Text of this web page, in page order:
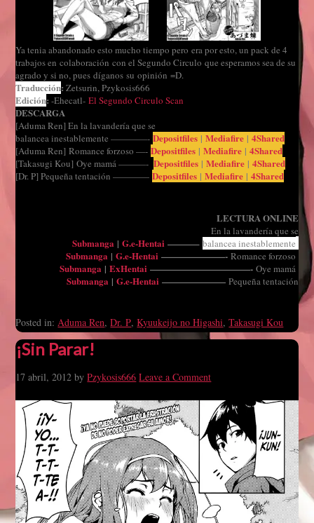
Ya tenia abandonado esto mucho tiempo pero era por esto, un pack de 4
trabajos en colaboración con el Segundo Circulo que esperamos sea de su
agrado y si no, pues díganos su opinión =D.
Traducción:Zetsurin, Pzykosis666
Edición:-Ehecatl-El Segundo Circulo Scan
DESCARGA
[Aduma Ren] En la lavandería que se
balancea inestablemente ————-Depositfiles |Mediafire |4Shared
[Aduma Ren] Romance forzoso —-Depositfiles |Mediafire |4Shared
[Takasugi Kou] Oye mamá ———-Depositfiles |Mediafire |4Shared
[Dr. P] Pequeña tentación ————Depositfiles |Mediafire |4Shared
LECTURA ONLINE
En la lavandería que se
Submanga | G.e-Hentai ———– balancea inestablemente
Submanga | G.e-Hentai ———————- Romance forzoso
Submanga | ExHentai ———————————- Oye mamá
Submanga | G.e-Hentai ——————— Pequeña tentación
Posted in: Aduma Ren,Dr. P,Kyuukeijo no Higashi,Takasugi Kou
¡Sin Parar!
17 abril, 2012 byPzykosis666 Leave a Comment